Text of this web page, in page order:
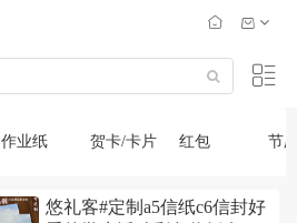
作业纸 贺卡/卡片 红包 节
悠礼客#定制a5信纸c6信封好